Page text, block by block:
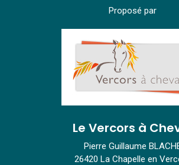
Proposé par
Le Vercors à
Pierre Guillaume
26420 La Chapelle en